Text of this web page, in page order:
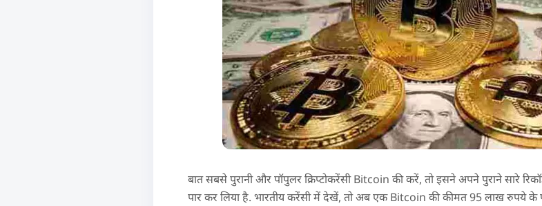
बात सबसे पुरानी और पॉपुलर क्रिप्टोकरेंसी Bitcoin की करें, तो इसने अपने पुराने सारे
पार कर लिया है. भारतीय करेंसी में देखें, तो अब एक Bitcoin की कीमत 95 लाख रुपये के